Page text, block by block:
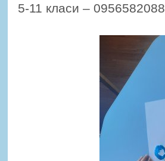
5-11 класи – 0956582088